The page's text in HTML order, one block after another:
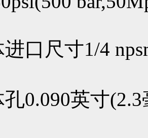
进口尺寸1/4
孔0.090英寸